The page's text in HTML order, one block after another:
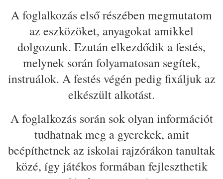
A foglalkozás első részében megmutatom
az eszközöket, anyagokat amikkel
dolgozunk. Ezután elkezdődik a festés,
melynek során folyamatosan segítek,
instruálok. A festés végén pedig fixáljuk az
elkészült alkotást.
A foglalkozás során sok olyan információt
tudhatnak meg a gyerekek, amit
beépíthetnek az iskolai rajzórákon tanultak
közé, így játékos formában fejleszthetik